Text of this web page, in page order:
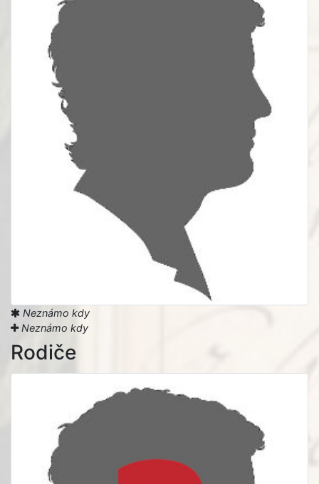
Neznámo kdy
Neznámo kdy
Rodiče